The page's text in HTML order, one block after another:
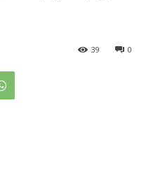
0
39